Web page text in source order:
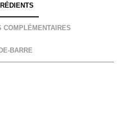
COMPLÉMENTAIRES
BARRE